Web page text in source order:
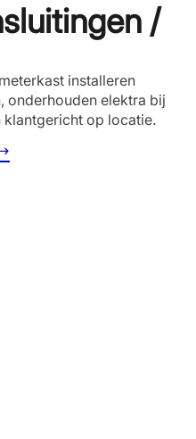
/
installeren
onderhouden elektra bij
klantgericht op locatie.